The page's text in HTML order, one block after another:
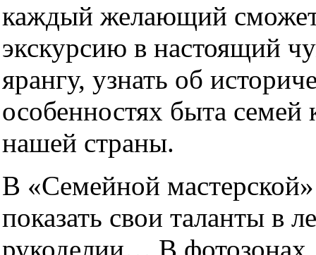
каждый желающий
экскурсию в настоящий
ярангу, узнать об
особенностях быта семей
нашей страны.
В «Семейной
показать свои таланты в